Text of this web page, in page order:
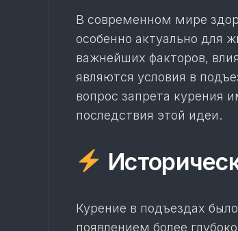
В современном мире
особенно актуально для
важнейших факторов,
являются условия в
вопрос запрета курения
последствия этой идеи.
Курение в подъездах
появлением более